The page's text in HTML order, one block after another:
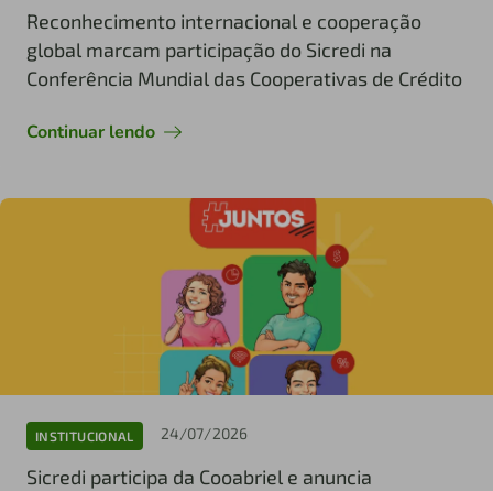
Reconhecimento internacional e cooperação
global marcam participação do Sicredi na
Conferência Mundial das Cooperativas de Crédito
Continuar lendo
INSTITUCIONAL 24/07/2026
Sicredi participa da Cooabriel e anuncia